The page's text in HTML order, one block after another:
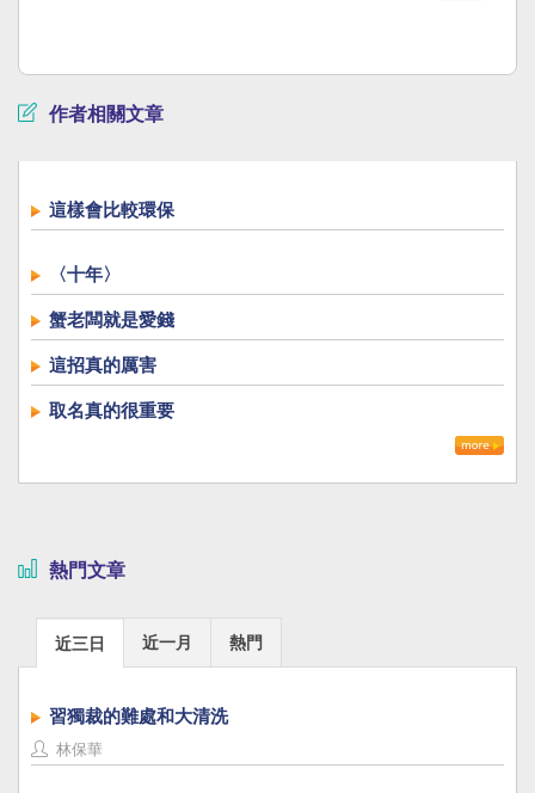
作者相關文章
這樣會比較環保
〈十年〉
蟹老闆就是愛錢
這招真的厲害
取名真的很重要
熱門文章
近三日 近一月 熱門
習獨裁的難處和大清洗
林保華